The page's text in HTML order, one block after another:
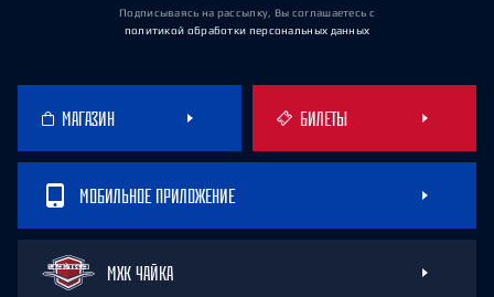
Подписываясь на рассылку, Вы соглашаетесь с
политикой обработки персональных данных
МАГАЗИН БИЛЕТЫ
МОБИЛЬНОЕ ПРИЛОЖЕНИЕ
МХК ЧАЙКА